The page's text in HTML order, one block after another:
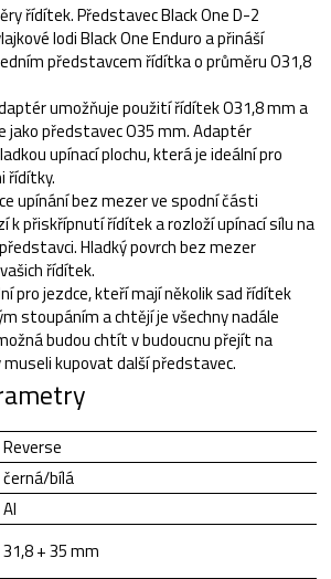
řídítek. Představec Black One D-2
lodi Black One Enduro a přináší
představcem řídítka o průměru O31,8
umožňuje použití řídítek O31,8 mm a
jako představec O35 mm. Adaptér
upínací plochu, která je ideální pro
řídítky.
upínání bez mezer ve spodní části
k přiskřípnutí řídítek a rozloží upínací sílu na
Hladký povrch bez mezer
řídítek.
pro jezdce, kteří mají několik sad řídítek
stoupáním a chtějí je všechny nadále
budou chtít v budoucnu přejít na
kupovat další představec.
Reverse
černá/bílá
Al
31,8 + 35 mm